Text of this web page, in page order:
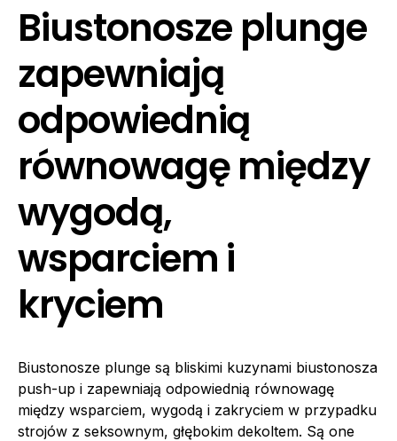
Biustonosze plunge
zapewniają
odpowiednią
równowagę między
wygodą,
wsparciem i
kryciem
Biustonosze plunge są bliskimi kuzynami biustonosza
push-up i zapewniają odpowiednią równowagę
między wsparciem, wygodą i zakryciem w przypadku
strojów z seksownym, głębokim dekoltem. Są one